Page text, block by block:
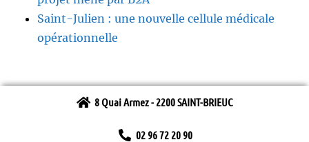
Saint-Julien : une nouvelle cellule médicale
opérationnelle
8 Quai Armez - 2200 SAINT-BRIEUC
02 96 72 20 90